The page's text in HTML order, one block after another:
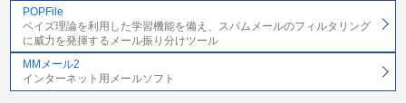
POPFile
ベイズ理論を利用した学習機能を備え、スパムメールのフィルタリング
に威力を発揮するメール振り分けツール
MMメール2
インターネット用メールソフト